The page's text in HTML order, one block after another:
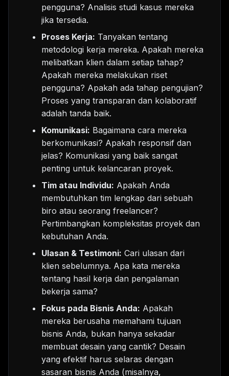
pengguna? Analisis studi kasus mereka
jika tersedia.
Proses Kerja: Tanyakan tentang
metodologi kerja mereka. Apakah mereka
melibatkan klien dalam setiap tahap?
Apakah mereka melakukan riset
pengguna? Apakah ada tahap pengujian?
Proses yang transparan dan kolaboratif
adalah tanda baik.
Komunikasi: Bagaimana cara mereka
berkomunikasi? Apakah responsif dan
jelas? Komunikasi yang baik sangat
penting untuk kelancaran proyek.
Tim atau Individu: Apakah Anda
membutuhkan tim lengkap dari sebuah
biro atau seorang freelancer?
Pertimbangkan kompleksitas proyek dan
kebutuhan Anda.
Ulasan & Testimoni: Cari ulasan dari
klien sebelumnya. Apa kata mereka
tentang hasil kerja dan pengalaman
bekerja sama?
Fokus pada Bisnis Anda: Apakah
mereka berusaha memahami tujuan
bisnis Anda, bukan hanya sekadar
membuat desain yang cantik? Desain
yang efektif harus selaras dengan
sasaran bisnis Anda (misalnya,